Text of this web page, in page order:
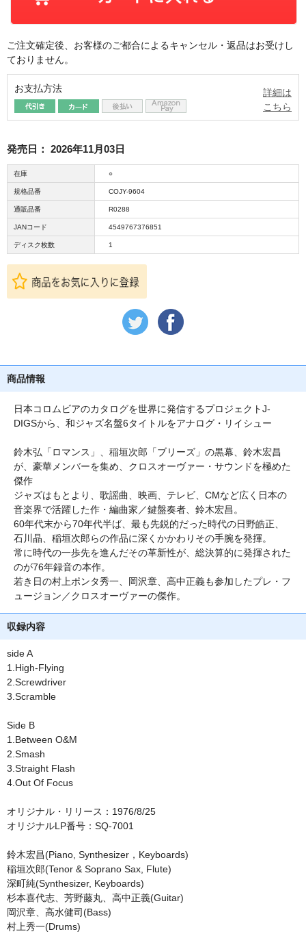
ご注文確定後、お客様のご都合によるキャンセル・返品はお受けし
ておりません。
お支払方法
詳細は
こちら
発売日： 2026年11月03日
在庫 ○
規格品番 COJY-9604
通販品番 R0288
JANコード 4549767376851
ディスク枚数 1
商品情報
日本コロムビアのカタログを世界に発信するプロジェクトJ-
DIGSから、和ジャズ名盤6タイトルをアナログ・リイシュー
鈴木弘「ロマンス」、稲垣次郎「ブリーズ」の黒幕、鈴木宏昌
が、豪華メンバーを集め、クロスオーヴァー・サウンドを極めた
傑作
ジャズはもとより、歌謡曲、映画、テレビ、CMなど広く日本の
音楽界で活躍した作・編曲家／鍵盤奏者、鈴木宏昌。
60年代末から70年代半ば、最も先鋭的だった時代の日野皓正、
石川晶、稲垣次郎らの作品に深くかかわりその手腕を発揮。
常に時代の一歩先を進んだその革新性が、総決算的に発揮された
のが76年録音の本作。
若き日の村上ポンタ秀一、岡沢章、高中正義も参加したプレ・フ
ュージョン／クロスオーヴァーの傑作。
収録内容
side A
1.High-Flying
2.Screwdriver
3.Scramble
Side B
1.Between O&M
2.Smash
3.Straight Flash
4.Out Of Focus
オリジナル・リリース：1976/8/25
オリジナルLP番号：SQ-7001
鈴木宏昌(Piano, Synthesizer，Keyboards)
稲垣次郎(Tenor & Soprano Sax, Flute)
深町純(Synthesizer, Keyboards)
杉本喜代志、芳野藤丸、高中正義(Guitar)
岡沢章、高水健司(Bass)
村上秀一(Drums)